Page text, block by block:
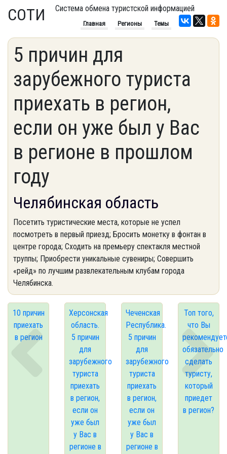
СОТИ Система обмена туристской информацией
Главная Регионы Темы
5 причин для
зарубежного туриста
приехать в регион,
если он уже был у Вас
в регионе в прошлом
году
Челябинская область
Посетить туристические места, которые не успел
посмотреть в первый приезд; Бросить монетку в фонтан в
центре города; Сходить на премьеру спектакля местной
труппы; Приобрести уникальные сувениры; Совершить
«рейд» по лучшим развлекательным клубам города
Челябинска.
10 причин
приехать
в регион
Херсонская
область.
5 причин
для
зарубежного
туриста
приехать
в регион,
если он
уже был
у Вас в
регионе в
Чеченская
Республика.
5 причин
для
зарубежного
туриста
приехать
в регион,
если он
уже был
у Вас в
регионе в
Топ того,
что Вы
обязательно
сделать
туристу,
который
приедет
в регион?